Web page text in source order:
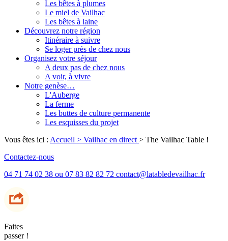
Les bêtes à plumes
Le miel de Vailhac
Les bêtes à laine
Découvrez notre région
Itinéraire à suivre
Se loger près de chez nous
Organisez votre séjour
A deux pas de chez nous
A voir, à vivre
Notre genèse…
L'Auberge
La ferme
Les buttes de culture permanente
Les esquisses du projet
Vous êtes ici : Accueil > Vailhac en direct > The Vailhac Table !
Contactez-nous
04 71 74 02 38 ou 07 83 82 82 72 contact@latabledevailhac.fr
Faites
passer !